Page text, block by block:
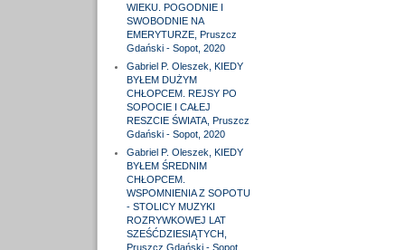
WIEKU. POGODNIE I
SWOBODNIE NA
EMERYTURZE, Pruszcz
Gdański - Sopot, 2020
Gabriel P. Oleszek, KIEDY
BYŁEM DUŻYM
CHŁOPCEM. REJSY PO
SOPOCIE I CAŁEJ
RESZCIE ŚWIATA, Pruszcz
Gdański - Sopot, 2020
Gabriel P. Oleszek, KIEDY
BYŁEM ŚREDNIM
CHŁOPCEM.
WSPOMNIENIA Z SOPOTU
- STOLICY MUZYKI
ROZRYWKOWEJ LAT
SZEŚĆDZIESIĄTYCH,
Pruszcz Gdański - Sopot,